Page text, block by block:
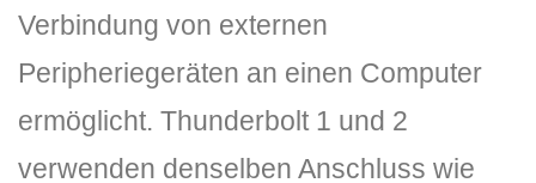
DLH Stick – Sicherheitskonzept
Verbindung von externen
Peripheriegeräten an einen Computer
ermöglicht. Thunderbolt 1 und 2
verwenden denselben Anschluss wie